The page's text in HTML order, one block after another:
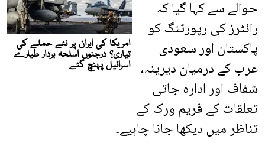
حوالے سے کہا گیا کہ
رائٹرز کی رپورٹنگ کو
پاکستان اور سعودی
عرب کے درمیان دیرینہ،
شفاف اور ادارہ جاتی
تعلقات کے فریم ورک کے
تناظر میں دیکھا جانا چاہیے۔